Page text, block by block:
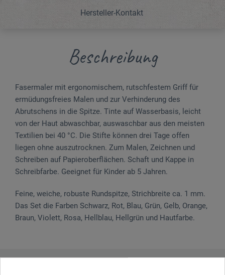
Hersteller-Kontakt
Beschreibung
Fasermaler mit ergonomischem, rutschfestem Griff für
ermüdungsfreies Malen und zur Verhinderung des
Abrutschens in die Spitze. Tinte auf Wasserbasis, leicht
von der Haut abwaschbar, auswaschbar aus den meisten
Textilien bei 40 °C. Die Stifte können drei Tage offen
liegen ohne auszutrocknen. Zum Malen, Zeichnen und
Schreiben auf Papieroberflächen. Schaft und Kappe in
Schreibfarbe. Geeignet für Kinder ab 5 Jahren.
Feine, weiche, robuste Rundspitze, Strichbreite ca. 1 mm.
Das Set die Farben Schwarz, Rot, Blau, Grün, Gelb, Orange,
Braun, Violett, Rosa, Hellblau, Hellgrün und Hautfarbe.